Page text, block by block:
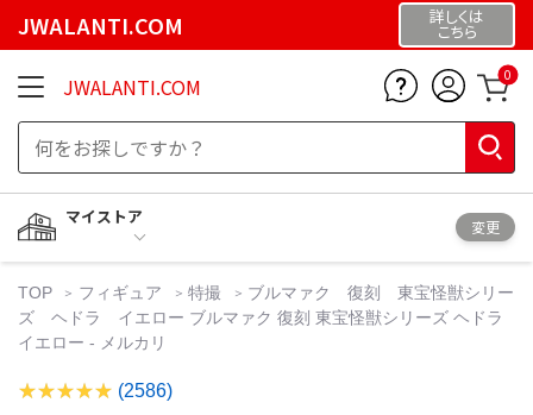
JWALANTI.COM 詳しくは
こちら
JWALANTI.COM 0
マイストア
変更
TOP フィギュア 特撮
ブルマァク 復刻 東宝怪獣シリー
ズ ヘドラ イエロー ブルマァク 復刻 東宝怪獣シリーズ ヘドラ
イエロー - メルカリ
(2586)